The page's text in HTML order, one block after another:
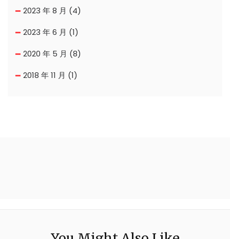
2023 年 8 月 (4)
2023 年 6 月 (1)
2020 年 5 月 (8)
2018 年 11 月 (1)